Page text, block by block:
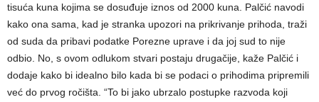
tisuća kuna kojima se dosuđuje iznos od 2000 kuna. Palčić navodi
kako ona sama, kad je stranka upozori na prikrivanje prihoda, traži
od suda da pribavi podatke Porezne uprave i da joj sud to nije
odbio. No, s ovom odlukom stvari postaju drugačije, kaže Palčić i
dodaje kako bi idealno bilo kada bi se podaci o prihodima pripremili
već do prvog ročišta. “To bi jako ubrzalo postupke razvoda koji